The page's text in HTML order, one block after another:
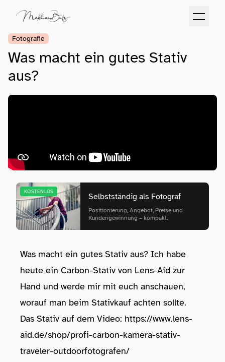
Fotografie
Was macht ein gutes Stativ
aus?
KOSTENLOS
Selbstständig als Fotograf
Positionierung, Angebot, Preise und
Kundengewinnung – kompakt.
Was macht ein gutes Stativ aus? Ich habe
heute ein Carbon-Stativ von Lens-Aid zur
Hand und werde mir mit euch anschauen,
worauf man beim Stativkauf achten sollte.
Das Stativ auf dem Video: https://www.lens-
aid.de/shop/profi-carbon-kamera-stativ-
traveler-outdoorfotografen/